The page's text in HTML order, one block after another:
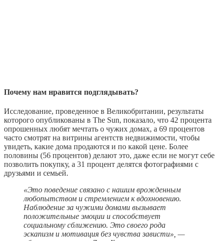
Почему нам нравится подглядывать?
Исследование, проведенное в Великобритании, результаты
которого опубликованы в The Sun, показало, что 42 процента
опрошенных любят мечтать о чужих домах, а 69 процентов
часто смотрят на витрины агентств недвижимости, чтобы
увидеть, какие дома продаются и по какой цене. Более
половины (56 процентов) делают это, даже если не могут себе
позволить покупку, а 31 процент делятся фотографиями с
друзьями и семьей.
«‎Это поведение связано с нашим врожденным
любопытством и стремлением к вдохновению.
Наблюдение за чужими домами вызывает
положительные эмоции и способствует
социальному сближению. Это своего рода
эскапизм и мотивация без чувства зависти», —